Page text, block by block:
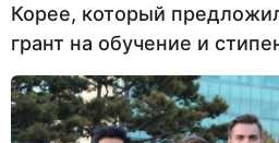
Корее, который
грант на обучение и